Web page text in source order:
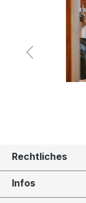
Rechtliches
Infos